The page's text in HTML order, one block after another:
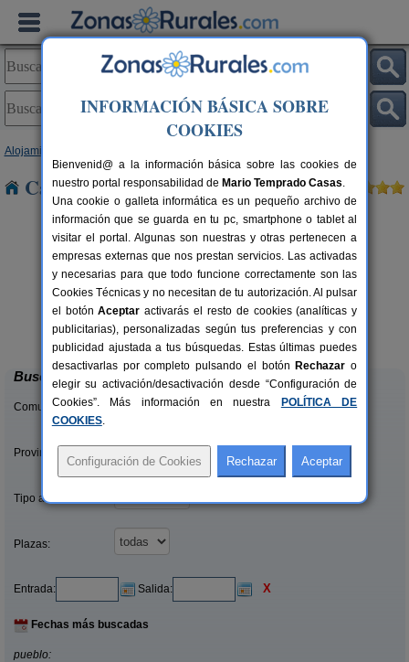
Alojamientos
Casas Rurales cerca de Almendral
18+9 pers.
desde 50 €
Hotel Apartamento Rural de
Azuaga SC
Azuaga (Badajoz)
Buscar
Comunidades:
Provincias/Islas:
Tipo alquiler:
Plazas:
Entrada: Salida: X
Fechas más buscadas
pueblo:
INFORMACIÓN BÁSICA SOBRE
COOKIES
Bienvenid@ a la información básica sobre las cookies de
nuestro portal responsabilidad de Mario Temprado Casas.
Una cookie o galleta informática es un pequeño archivo de
información que se guarda en tu pc, smartphone o tablet al
visitar el portal. Algunas son nuestras y otras pertenecen a
empresas externas que nos prestan servicios. Las activadas
y necesarias para que todo funcione correctamente son las
Cookies Técnicas y no necesitan de tu autorización. Al pulsar
el botónAceptar activarás el resto de cookies (analíticas y
publicitarias), personalizadas según tus preferencias y con
publicidad ajustada a tus búsquedas. Estas últimas puedes
desactivarlas por completo pulsando el botón Rechazar o
elegir su activación/desactivación desde “Configuración de
Cookies”. Más información en nuestra
POLÍTICA DE
COOKIES.